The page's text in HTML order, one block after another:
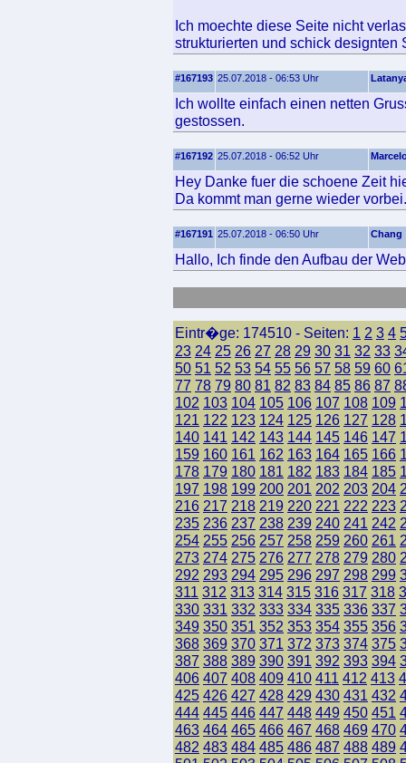
Ich moechte diese Seite nicht
strukturierten und schick designten
#167193 25.07.2018 - 06:53 Uhr
Ich wollte einfach einen netten
gestossen.
#167192 25.07.2018 - 06:52 Uhr
Hey Danke fuer die schoene Zeit
Da kommt man gerne wieder vorbei.
#167191 25.07.2018 - 06:50 Uhr Chang
Hallo, Ich finde den Aufbau der
Eintr�ge: 174510 - Seiten: 1 2 3 4
23 24 25 26 27 28 29 30 31 32 33
50 51 52 53 54 55 56 57 58 59 60
77 78 79 80 81 82 83 84 85 86 87
102 103 104 105 106 107 108 109
121 122 123 124 125 126 127 128
140 141 142 143 144 145 146 147
159 160 161 162 163 164 165 166
178 179 180 181 182 183 184 185
197 198 199 200 201 202 203 204
216 217 218 219 220 221 222 223
235 236 237 238 239 240 241 242
254 255 256 257 258 259 260 261
273 274 275 276 277 278 279 280
292 293 294 295 296 297 298 299
311 312 313 314 315 316 317 318
330 331 332 333 334 335 336 337
349 350 351 352 353 354 355 356
368 369 370 371 372 373 374 375
387 388 389 390 391 392 393 394
406 407 408 409 410 411 412 413
425 426 427 428 429 430 431 432
444 445 446 447 448 449 450 451
463 464 465 466 467 468 469 470
482 483 484 485 486 487 488 489